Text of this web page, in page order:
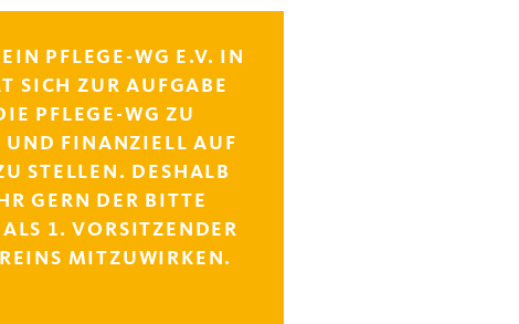
PFLEGE-WG E.V. IN
SICH ZUR AUFGABE
PFLEGE-WG ZU
UND FINANZIELL AUF
STELLEN. DESHALB
GERN DER BITTE
1. VORSITZENDER
MITZUWIRKEN.